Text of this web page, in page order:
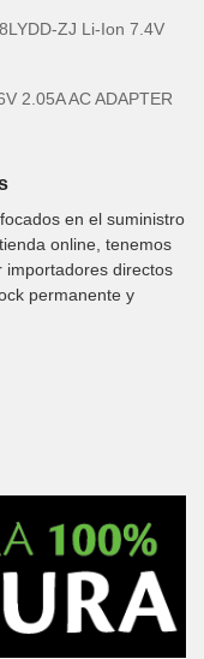
ZJ Li-Ion 7.4V
2.05A AC ADAPTER
en el suministro
online, tenemos
importadores directos
permanente y